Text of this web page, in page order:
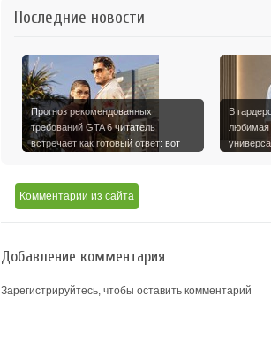
Последние новости
Прогноз рекомендованных
требований GTA 6 читатель
встречает как готовый ответ: вот
В
любимая
Комментарии из сайта
Добавление комментария
Зарегистрируйтесь, чтобы оставить комментарий